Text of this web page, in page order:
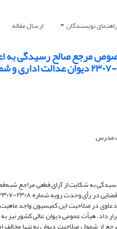
راهنمای نویسندگان ارسال مقاله
مدرس
عدالت اداری، رسیدگی به شکایت از آرای
در صلاحیت این کمیسیون واجد